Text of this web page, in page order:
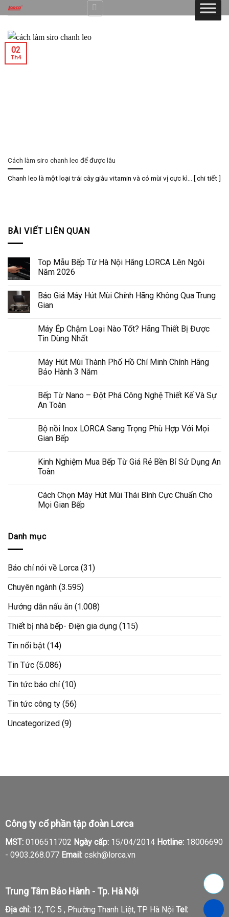
Skip
to
content
Cách làm siro chanh leo để được lâu
Chanh leo là một loại trái cây giàu vitamin và có mùi vị cực kì... [ chi tiết ]
02
Th4
BÀI VIẾT LIÊN QUAN
Top Mẫu Bếp Từ Hà Nội Hãng LORCA Lên Ngôi
Năm 2026
Báo Giá Máy Hút Mùi Chính Hãng Không Qua Trung
Gian
Máy Ép Chậm Loại Nào Tốt? Hãng Thiết Bị Được
Tin Dùng Nhất
Máy Hút Mùi Thành Phố Hồ Chí Minh Chính Hãng
Bảo Hành 3 Năm
Bếp Từ Nano – Đột Phá Công Nghệ Thiết Kế Và Sự
An Toàn
Bộ nồi Inox LORCA Sang Trọng Phù Hợp Với Mọi
Gian Bếp
Kinh Nghiệm Mua Bếp Từ Giá Rẻ Bền Bỉ Sử Dụng An
Toàn
Cách Chọn Máy Hút Mùi Thái Bình Cực Chuẩn Cho
Mọi Gian Bếp
Danh mục
Báo chí nói về Lorca (31)
Chuyên ngành (3.595)
Hướng dẫn nấu ăn (1.008)
Thiết bị nhà bếp- Điện gia dụng (115)
Tin nổi bật (14)
Tin Tức (5.086)
Tin tức báo chí(10)
Tin tức công ty (56)
Uncategorized (9)
Công ty cổ phần tập đoàn Lorca
MST:0106511702 Ngày cấp:15/04/2014 Hotline:18006690
- 0903.268.077 Email:cskh@lorca.vn
Trung Tâm Bảo Hành - Tp. Hà Nội
Địa chỉ:12, TC 5 , Phường Thanh Liệt, TP. Hà Nội Tel: